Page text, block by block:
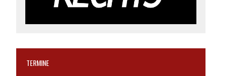
TERMINE